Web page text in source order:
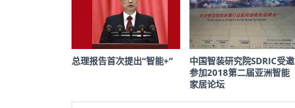
总理报告首次提出“智能+”
中国智装研究院SDRIC受邀
参加2018第二届亚洲智能
家居论坛